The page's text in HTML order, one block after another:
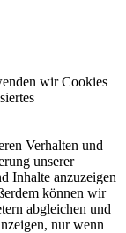
wir Cookies
Verhalten und
unserer
Inhalte anzuzeigen
können wir
abgleichen und
nur wenn